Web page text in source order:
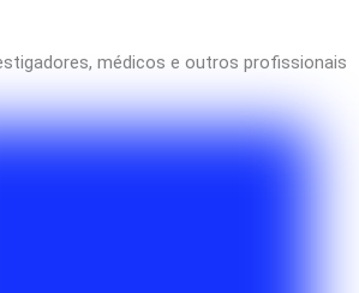
médicos e outros profissionais